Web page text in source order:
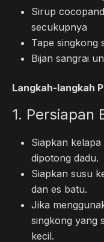
Sirup
secukupnya
Tape singkong
Bijan sangrai
Langkah-langkah
1. Persiapan
Siapkan
dipotong dadu.
Siapkan susu
dan es batu.
Jika
singkong yang
kecil.